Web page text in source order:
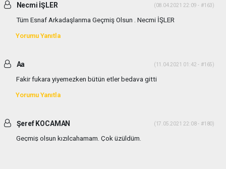
Necmi İŞLER (08.04.2021 22:09 - #163)
Tüm Esnaf Arkadaşlarıma Geçmiş Olsun . Necmi İŞLER
Yorumu Yanıtla
Aa (11.04.2021 01:42 - #165)
Fakir fukara yiyemezken bütün etler bedava gitti
Yorumu Yanıtla
Şeref KOCAMAN (17.05.2021 22:08 - #180)
Geçmiş olsun kızılcahamam. Çok üzüldüm.